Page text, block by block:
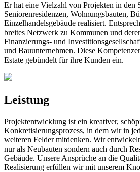
Er hat eine Vielzahl von Projekten in den
Seniorenresidenzen, Wohnungsbauten,
Einzelhandelsgebäude realisiert.
breites Netzwerk zu Kommunen und
Finanzierungs- und
und Bauunternehmen. Diese
Estate gebündelt für ihre Kunden ein.
Leistung
Projektentwicklung ist ein kreativer,
Konkretisierungsprozess, in dem wir in
weiteren Felder mitdenken. Wir
nur als Neubauten sondern auch durch
Gebäude. Unsere Ansprüche an die
Realisierung erfüllen wir mit unserem